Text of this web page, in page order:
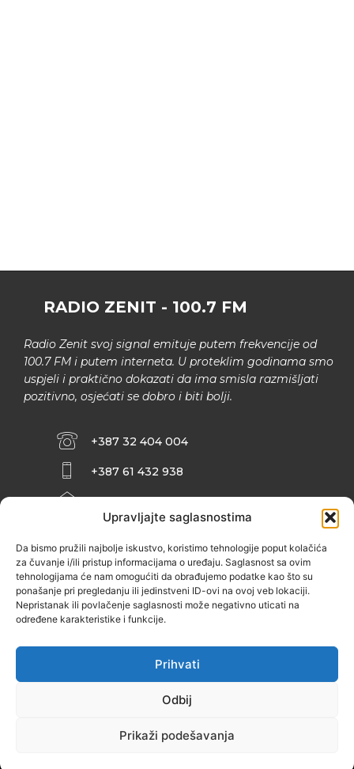
Upravljajte saglasnostima
Da bismo pružili najbolje iskustvo, koristimo tehnologije poput kolačića
za čuvanje i/ili pristup informacijama o uređaju. Saglasnost sa ovim
tehnologijama će nam omogućiti da obrađujemo podatke kao što su
ponašanje pri pregledanju ili jedinstveni ID-ovi na ovoj veb lokaciji.
Nepristanak ili povlačenje saglasnosti može negativno uticati na
određene karakteristike i funkcije.
Prihvati
Odbij
Prikaži podešavanja
RADIO ZENIT - 100.7 FM
Radio Zenit svoj signal emituje putem frekvencije od
100.7 FM i putem interneta. U proteklim godinama smo
uspjeli i praktično dokazati da ima smisla razmišljati
pozitivno, osjećati se dobro i biti bolji.
+387 32 404 004
+387 61 432 938
INFO@ZENIT.BA
ZENIČANKA, 3. SPRAT), 72000 ZENICA